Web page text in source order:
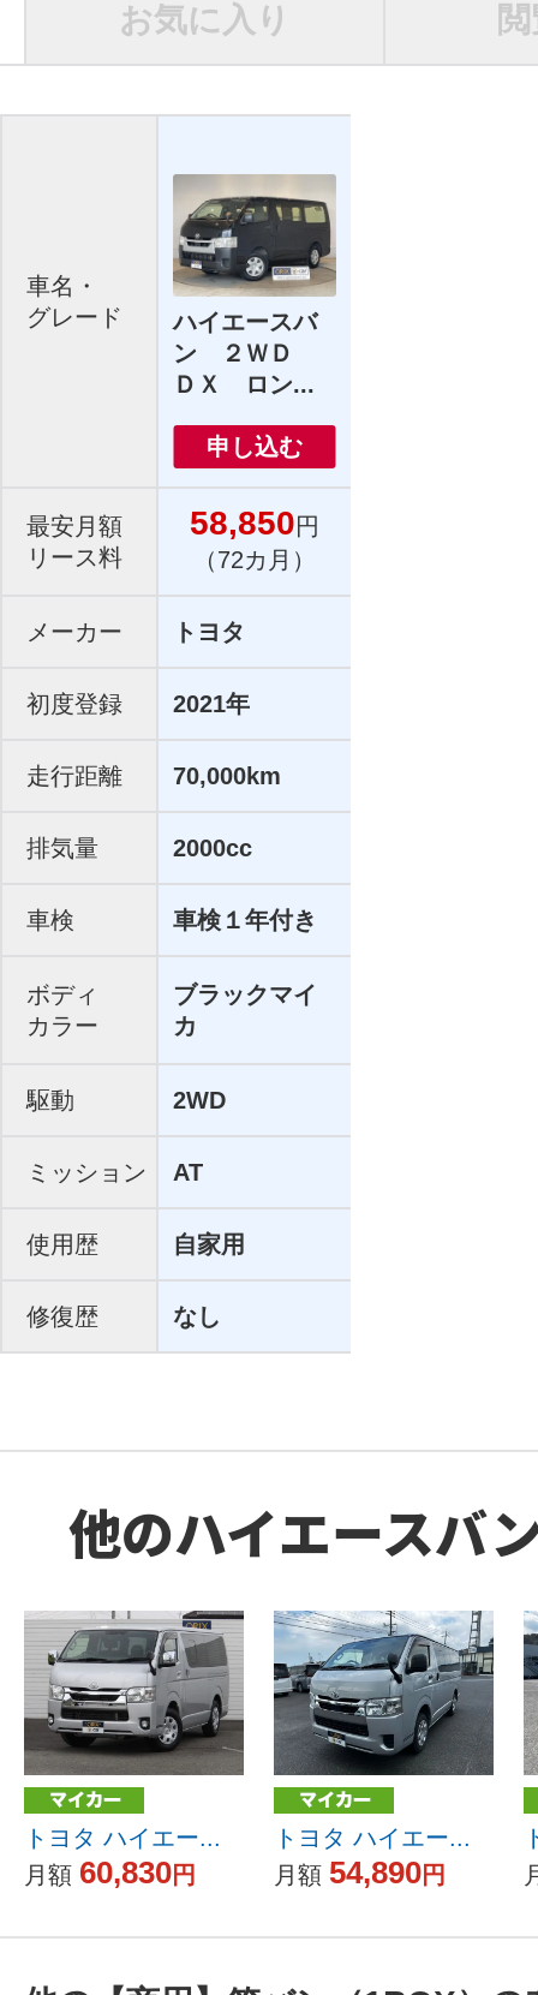
お気に入り
車名・
グレード
ハイエースバ
ン ２ＷＤ
ＤＸ ロン...
申し込む
最安月額
リース料
58,850円
（72カ月）
メーカー トヨタ
初度登録 2021年
走行距離 70,000km
排気量 2000cc
車検 車検１年付き
ボディ
カラー
ブラックマイ
カ
駆動 2WD
ミッション AT
使用歴 自家用
修復歴 なし
他のハイエースバ
トヨタ ハイエー...
月額 60,830円
トヨタ ハイエー...
月額 54,890円